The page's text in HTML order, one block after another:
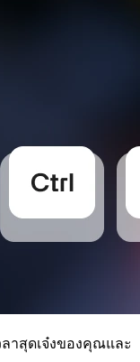
าสุดเจ๋งของคุณและ